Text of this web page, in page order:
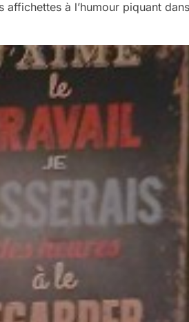
à l’humour piquant